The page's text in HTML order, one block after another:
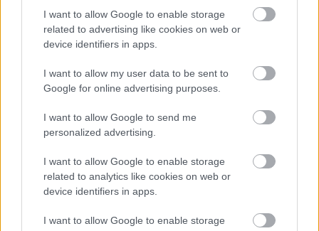
I want to allow Google to enable storage
related to advertising like cookies on web or
device identifiers in apps.
I want to allow my user data to be sent to
Google for online advertising purposes.
I want to allow Google to send me
personalized advertising.
I want to allow Google to enable storage
related to analytics like cookies on web or
device identifiers in apps.
I want to allow Google to enable storage
Όμηρος Τσάπαλος για ΔΕΘ: Αν αλλάξουν
οι κλίμακες άμεσης φορολόγησης οι
πολίτες θα δουν μόνιμη μηνιαία αύξηση
εισοδήματος
, 20 Αυγούστου 2025 ||